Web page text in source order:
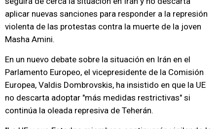
aplicar nuevas sanciones para responder a la represión
violenta de las protestas contra la muerte de la joven
Masha Amini.
En un nuevo debate sobre la situación en Irán en el
Parlamento Europeo, el vicepresidente de la Comisión
Europea, Valdis Dombrovskis, ha insistido en que la UE
no descarta adoptar "más medidas restrictivas" si
continúa la oleada represiva de Teherán.